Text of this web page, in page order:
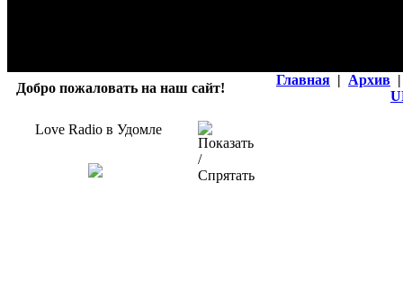
Добро пожаловать на наш сайт!
Главная | Архив |
Love Radio в Удомле